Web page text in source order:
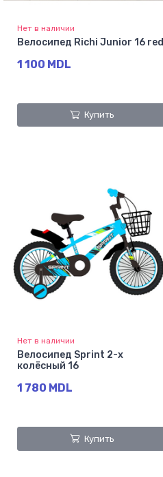
Нет в наличии
Велосипед Richi Junior 16 red
1 100 MDL
Купить
Нет в наличии
Велосипед Sprint 2-х
колёсный 16
1 780 MDL
Купить